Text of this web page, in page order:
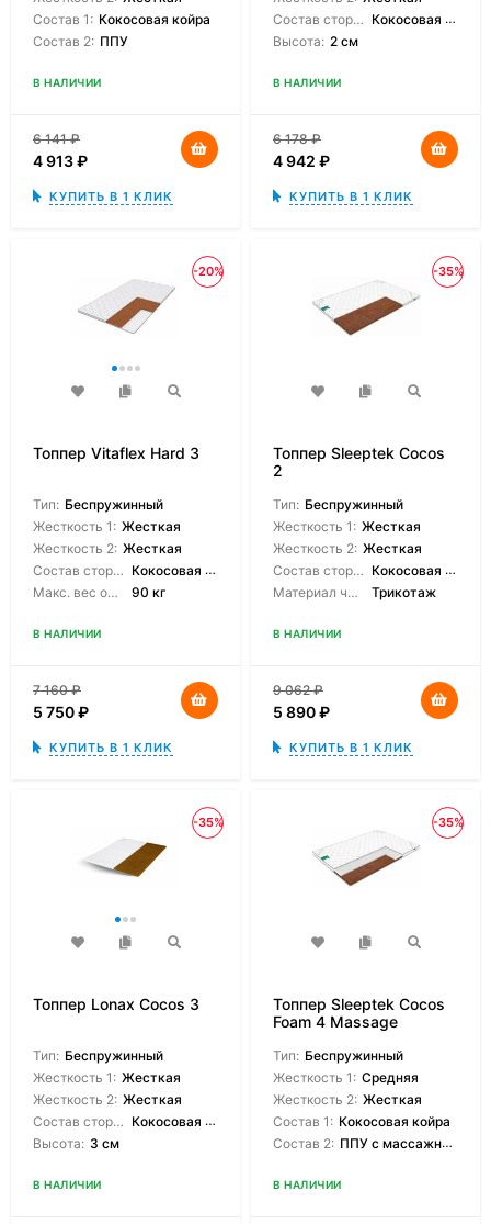
Состав 1: Кокосовая койра
Состав 2: ППУ
В НАЛИЧИИ
6 141₽
4 913₽
КУПИТЬ В 1 КЛИК
Состав сторон: Кокосовая койра
Высота: 2 см
В НАЛИЧИИ
6 178₽
4 942 ₽
КУПИТЬ В 1 КЛИК
-20%
Топпер Vitaflex Hard 3
Тип: Беспружинный
Жесткость 1: Жесткая
Жесткость 2: Жесткая
Состав сторон: Кокосовая койра
Макс. вес одного спящего:
90 кг
В НАЛИЧИИ
7 160₽
5 750₽
КУПИТЬ В 1 КЛИК
-35%
Топпер Sleeptek Cocos
2
Тип: Беспружинный
Жесткость 1: Жесткая
Жесткость 2: Жесткая
Состав сторон: Кокосовая койра
Материал чехла:
Трикотаж
В НАЛИЧИИ
9 062₽
5 890₽
КУПИТЬ В 1 КЛИК
-35%
Топпер Lonax Cocos 3
Тип: Беспружинный
Жесткость 1: Жесткая
Жесткость 2: Жесткая
Состав сторон: Кокосовая койра
Высота: 3 см
В НАЛИЧИИ
-35%
Топпер Sleeptek Cocos
Foam 4 Massage
Тип: Беспружинный
Жесткость 1: Средняя
Жесткость 2: Жесткая
Состав 1: Кокосовая койра
Состав 2: ППУ с массажным эффектом
В НАЛИЧИИ